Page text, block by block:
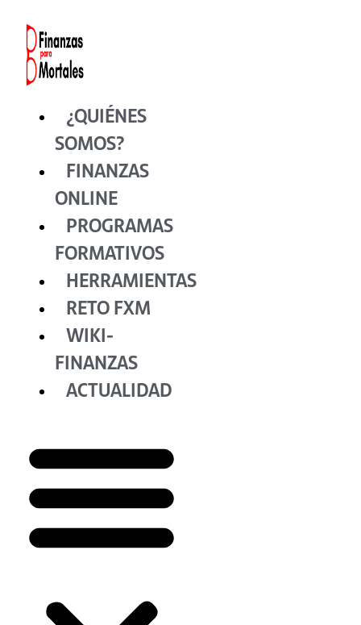
contenido
¿QUIÉNES
SOMOS?
FINANZAS
ONLINE
PROGRAMAS
FORMATIVOS
HERRAMIENTAS
RETO FXM
WIKI-
FINANZAS
ACTUALIDAD